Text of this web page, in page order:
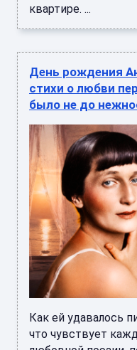
квартире. ...
День рождения
стихи о любви
было не до
Как ей удавалось
что чувствует